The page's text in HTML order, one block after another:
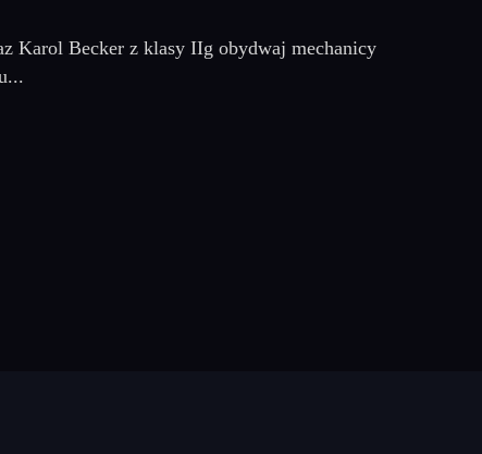
Karol Becker z klasy IIg obydwaj mechanicy